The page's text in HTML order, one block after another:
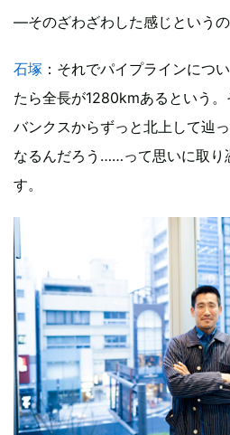
―そのざわざわした感じというの
石塚 ：それでパイプラインにつ
たら全長が1280kmあるという
バンクスからずっと北上して辿
なるんだろう……って思いに取り
す。